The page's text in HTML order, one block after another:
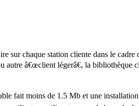
sur chaque station cliente dans le
autre â€œclient légerâ€, la bibliothèque
fait moins de 1.5 Mb et une